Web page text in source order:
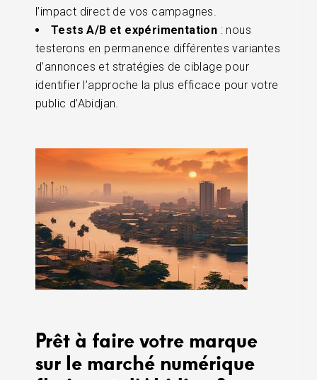
l’impact direct de vos campagnes.
Tests A/B et expérimentation : nous
testerons en permanence différentes variantes
d’annonces et stratégies de ciblage pour
identifier l’approche la plus efficace pour votre
public d’Abidjan.
Prêt à faire votre marque
sur le marché numérique